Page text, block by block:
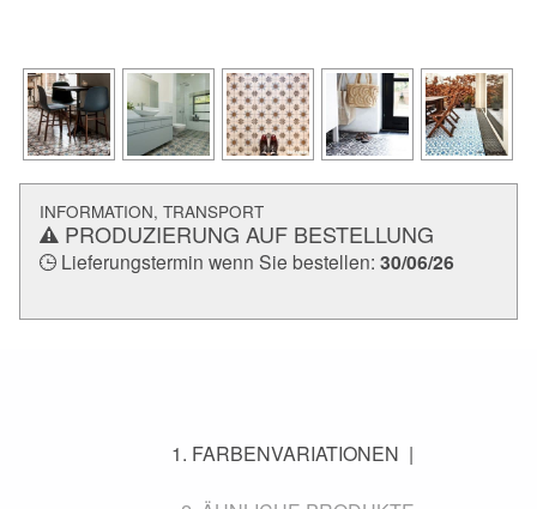
INFORMATION, TRANSPORT
PRODUZIERUNG AUF BESTELLUNG
Lieferungstermin wenn Sie bestellen: 30/06/26
FARBENVARIATIONEN